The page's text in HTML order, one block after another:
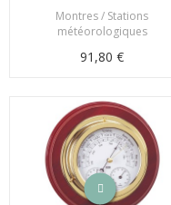
Montres / Stations
météorologiques
91,80 €